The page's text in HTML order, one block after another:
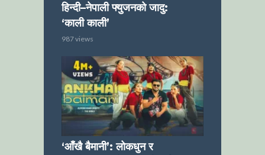
हिन्दी–नेपाली फ्युजनको जादु:
‘काली काली’
987 views
‘आँखै बैमानी’: लोकधुन र